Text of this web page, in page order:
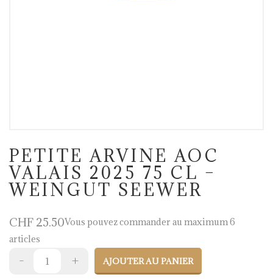
PETITE ARVINE AOC
VALAIS 2025 75 CL –
WEINGUT SEEWER
CHF 25.50Vous pouvez commander au maximum 6
articles
AJOUTER AU PANIER